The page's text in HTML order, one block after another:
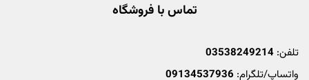
تماس با فروشگاه
تلفن: 03538249214
واتساپ/تلگرام: 09134537936